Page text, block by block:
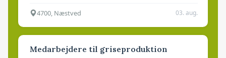
4700, Næstved 03. aug.
Medarbejdere til griseproduktion